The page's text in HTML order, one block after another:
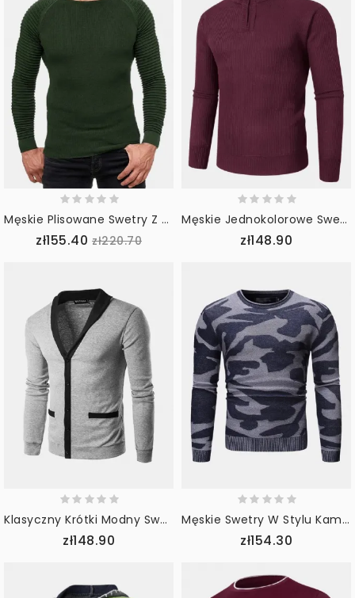
Męskie Plisowane Swetry Z Dzianiny Na Co Dzień
zł155.40 zł220.70
Męskie Jednokolorowe Swetry Z Dzianiny Z Długim Rękawem I Wysokim Dekoltem
zł148.90
Klasyczny Krótki Modny Sweter Z Dekoltem W Szpic Męski Jednorzędowy Kardigan Z Dzianiny W Kolorze
zł148.90
Męskie Swetry W Stylu Kamuflażu Z Okrągłym Dekoltem I Długim Rękawem
zł154.30